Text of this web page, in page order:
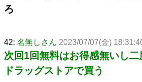
ろ
42: 名無しさん 2023/07/07(金)
次回1回無料はお得感無いし二
ドラッグストアで買う